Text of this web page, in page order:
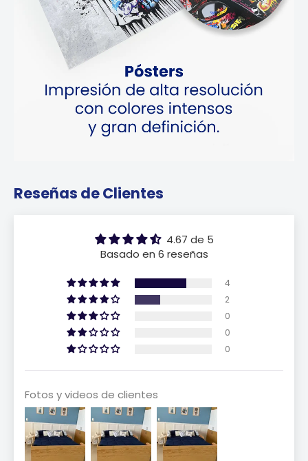
Reseñas de Clientes
4.67 de 5
Basado en 6 reseñas
4
2
0
0
0
Fotos y videos de clientes